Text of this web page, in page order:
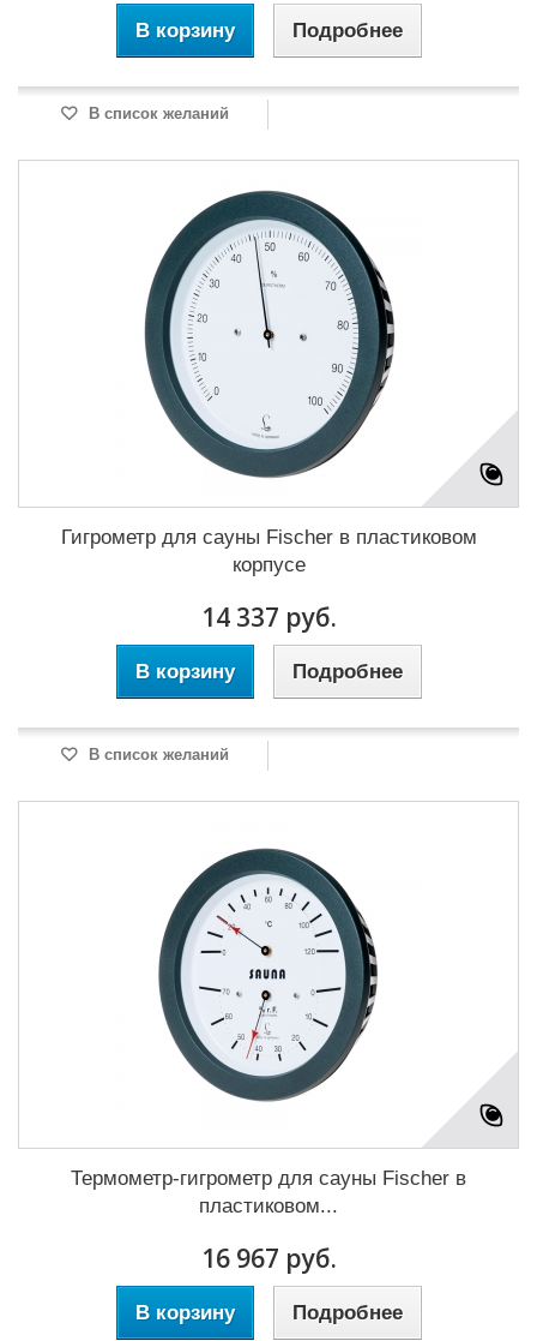
В корзину Подробнее
В список желаний
Гигрометр для сауны Fischer в пластиковом
корпусе
14 337 руб.
В корзину Подробнее
В список желаний
Термометр-гигрометр для сауны Fischer в
пластиковом...
16 967 руб.
В корзину Подробнее